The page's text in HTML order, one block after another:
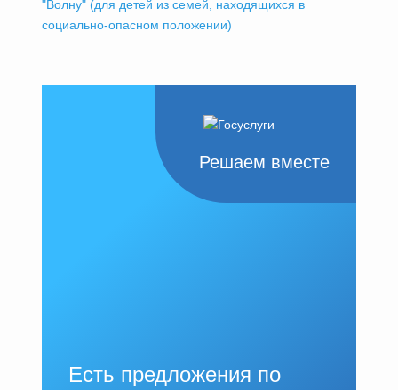
"Волну" (для детей из семей, находящихся в
социально-опасном положении)
Решаем вместе
Есть предложения по